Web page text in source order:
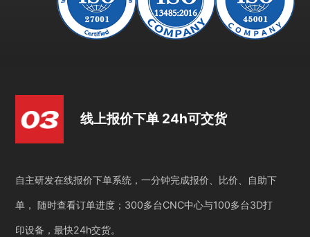
线上报价下单 24h可交货
自主研发在线报价下单系统，一分钟完成报价、比价、自助下
单， 随时查看订单进度；300多台CNC中心与100多台3D打
印设备，最快24h交货。